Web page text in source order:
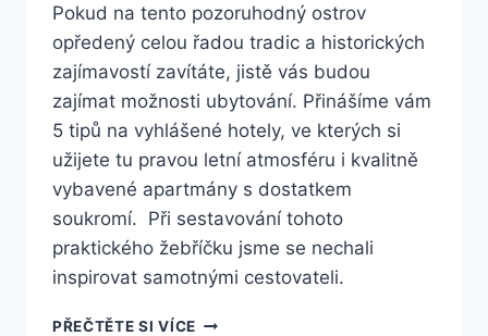
Pokud na tento pozoruhodný ostrov
opředený celou řadou tradic a historických
zajímavostí zavítáte, jistě vás budou
zajímat možnosti ubytování. Přinášíme vám
5 tipů na vyhlášené hotely, ve kterých si
užijete tu pravou letní atmosféru i kvalitně
vybavené apartmány s dostatkem
soukromí. Při sestavování tohoto
praktického žebříčku jsme se nechali
inspirovat samotnými cestovateli.
PŘEČTĚTE SI VÍCE5